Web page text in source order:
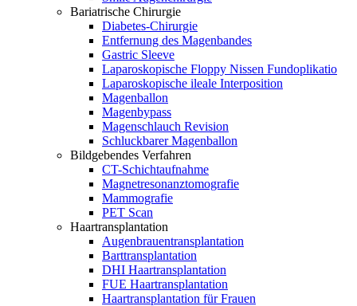
Bariatrische Chirurgie
Diabetes-Chirurgie
Entfernung des Magenbandes
Gastric Sleeve
Laparoskopische Floppy Nissen Fundoplikatio
Laparoskopische ileale Interposition
Magenballon
Magenbypass
Magenschlauch Revision
Schluckbarer Magenballon
Bildgebendes Verfahren
CT-Schichtaufnahme
Magnetresonanztomografie
Mammografie
PET Scan
Haartransplantation
Augenbrauentransplantation
Barttransplantation
DHI Haartransplantation
FUE Haartransplantation
Haartransplantation für Frauen